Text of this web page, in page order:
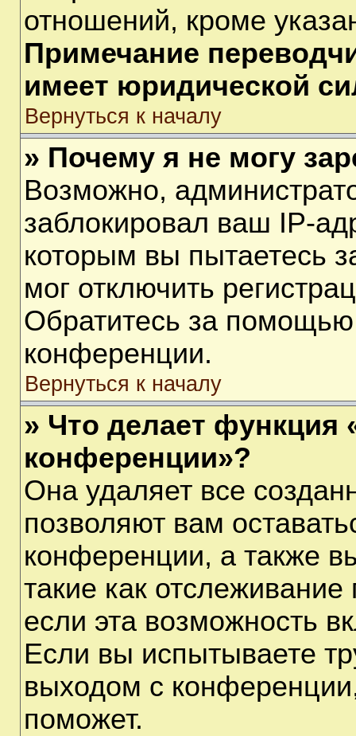
отношений, кроме
Примечание
имеет юридической
Вернуться к началу
» Почему я не могу
Возможно,
заблокировал ваш IP-
которым вы пытаетесь
мог отключить
Обратитесь за помощью
конференции.
Вернуться к началу
» Что делает функция
конференции»?
Она удаляет все
позволяют вам
конференции, а также
такие как
если эта возможность
Если вы испытываете
выходом с
поможет.